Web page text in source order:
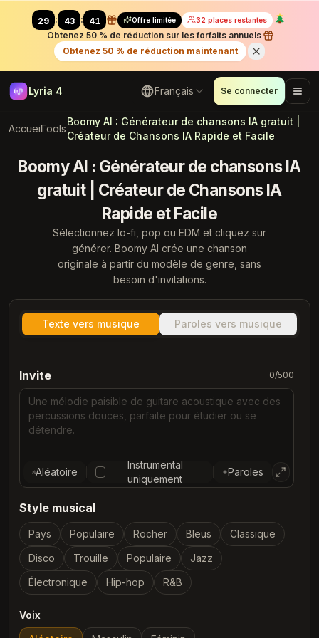
29 : 41 : 67 Offre limitée 32 places restantes
Obtenez 50 % de réduction sur les forfaits annuels
Obtenez 50 % de réduction maintenant
Lyria 4 Français Se connecter
AccueilTools
Boomy AI : Générateur de chansons IA gratuit |
Créateur de Chansons IA Rapide et Facile
Boomy AI : Générateur de chansons IA
gratuit | Créateur de Chansons IA
Rapide et Facile
Sélectionnez lo-fi, pop ou EDM et cliquez sur
générer. Boomy AI crée une chanson
originale à partir du modèle de genre, sans
besoin d'invitations.
Texte vers musique Paroles vers musique
Invite 0/500
Aléatoire
Instrumental
uniquement
Paroles
Style musical
Pays Populaire Rocher Bleus
Classique
Disco
Trouille Populaire
Jazz
Électronique
Hip-hop R&B
Voix